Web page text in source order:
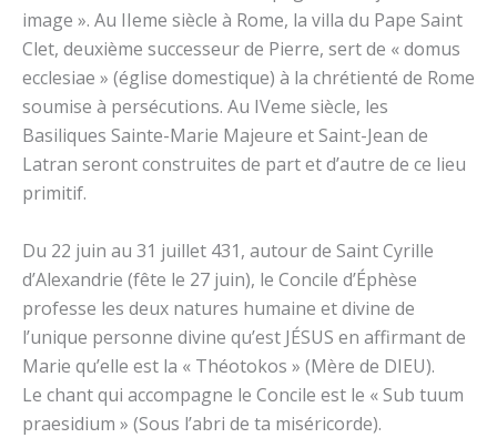
image ». Au IIeme siècle à Rome, la villa du Pape Saint
Clet, deuxième successeur de Pierre, sert de « domus
ecclesiae » (église domestique) à la chrétienté de Rome
soumise à persécutions. Au IVeme siècle, les
Basiliques Sainte-Marie Majeure et Saint-Jean de
Latran seront construites de part et d’autre de ce lieu
primitif.
Du 22 juin au 31 juillet 431, autour de Saint Cyrille
d’Alexandrie (fête le 27 juin), le Concile d’Éphèse
professe les deux natures humaine et divine de
l’unique personne divine qu’est JÉSUS en affirmant de
Marie qu’elle est la « Théotokos » (Mère de DIEU).
Le chant qui accompagne le Concile est le « Sub tuum
praesidium » (Sous l’abri de ta miséricorde).